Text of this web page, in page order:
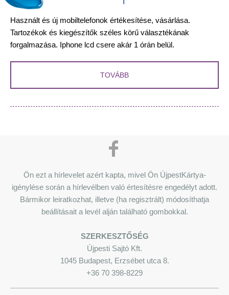
Használt és új mobiltelefonok értékesítése, vásárlása.
Tartozékok és kiegészítők széles körű választékának
forgalmazása. Iphone lcd csere akár 1 órán belül.
TOVÁBB
Ön ezt a hírlevelet azért kapta, mivel Ön ÚjpestKártya-
igénylése során a hírlevélben való értesítésre engedélyt adott.
Bármikor leiratkozhat, illetve (ha regisztrált) módosíthatja
beállításait a levél alján található gombokkal.
SZERKESZTŐSÉG
Újpesti Sajtó Kft.
1045 Budapest, Erzsébet utca 8.
+36 70 398-8229